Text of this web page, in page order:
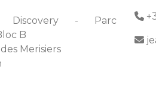
Discovery - Parc
B
Merisiers